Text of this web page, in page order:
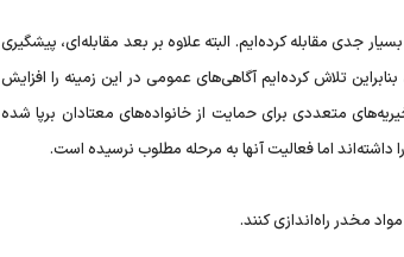
گفت: با این مسئله بسیار جدی مقابله کرده‌ایم. البته علاوه بر بعد مقابله‌ای، پیشگیری
تلاش کرده‌ایم آگاهی‌های عمومی در این زمینه را افزایش
متعددی برای حمایت از خانواده‌های معتادان برپا شده
اما فعالیت آنها به مرحله مطلوب نرسیده است.
مخدر راه‌اندازی کنند.